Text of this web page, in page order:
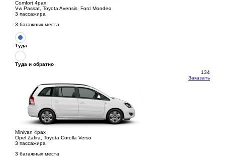
Comfort 4pax
Vw Passat, Toyota Avensis, Ford Mondeo
3 пассажира
3 багажных места
Туда
Туда и обратно
134
Заказать
Minivan 4pax
Opel Zafira, Toyota Corolla Verso
3 пассажира
3 багажных места